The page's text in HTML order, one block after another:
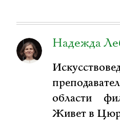
Надежда
области
Живет в